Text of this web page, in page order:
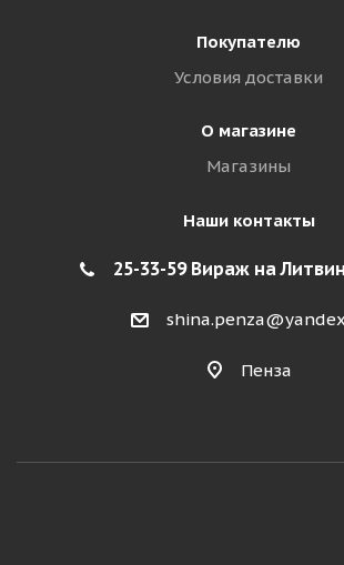
Покупателю
Условия доставки
О магазине
Магазины
Наши контакты
25-33-59 Вираж на
Пенза